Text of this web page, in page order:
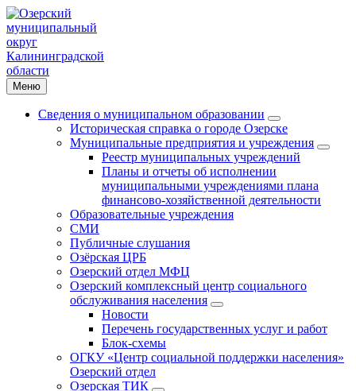
Меню
Сведения о муниципальном образовании
Историческая справка о городе Озерске
Муниципальные предприятия и учреждения
Реестр муниципальных учреждений
Планы и отчеты об исполнении
муниципальными учреждениями плана
финансово-хозяйственной деятельности
Образовательные учреждения
СМИ
Публичные слушания
Озёрская ЦРБ
Озерский отдел МФЦ
Озерский комплексный центр социального
обслуживания населения
Новости
Перечень государственных услуг и работ
Блок-схемы
ОГКУ «Центр социальной поддержки населения»
Озерский отдел
Озерская ТИК